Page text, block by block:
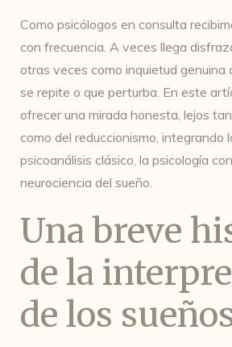
Como psicólogos en consulta
con frecuencia. A veces llega
otras veces como inquietud genuina
se repite o que perturba. En este
ofrecer una mirada honesta, lejos
como del reduccionismo, integrando
psicoanálisis clásico, la psicología
neurociencia del sueño.
Una breve
de la
de los